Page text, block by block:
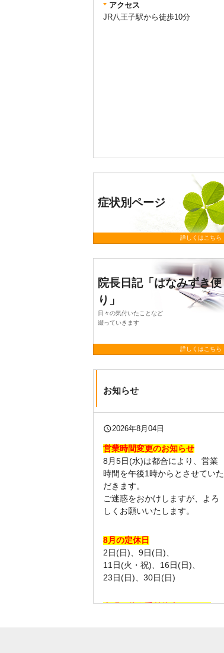
アクセス
JR八王子駅から徒歩10分
症状別ページ
詳しくはこちら
院長日記「はなみずき便
り」
日々の気付いたことなど
綴っていきます
詳しくはこちら
お知らせ
query_builder2026年8月04日
営業時間変更のお知らせ
8月5日(水)は都合により、営業
時間を午後1時からとさせていた
だきます。
ご迷惑をおかけしますが、よろ
しくお願いいたします。
8月の定休日
2日(日)、9日(日)、
11日(火・祝)、16日(日)、
23日(日)、30日(日)